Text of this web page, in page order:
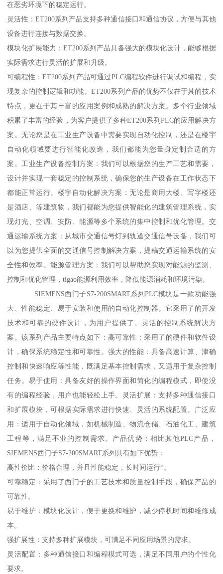
在恶劣环境下的稳定运行。
灵活性：ET200系列产品支持多种通信接口和通信协议，方便与其他
设备进行连接与数据交换。
模块化扩展能力：ET200系列产品具备强大的模块化设计，能够根据
实际需求进行灵活的扩展和升级。
可编程性：ET200系列产品可通过PLC编程软件进行调试和编程，实
现复杂的控制逻辑和功能。ET200系列产品的优势不仅在于其的技术
特点，更在于其丰富的应用案例和成熟的解决方案。多个行业领域
积累了丰富的经验，为客户提供了多种ET200系列PLC的应用解决方
案。无论您是在工业生产设备中需要实现自动化控制，还是在楼宇
自动化领域要进行智能化改造，我们都能为您量身定制合适的方
案。工业生产设备控制方案：我们可以根据您的生产工艺和需要，
设计并实现一套稳定的控制系统，确保您的生产设备在工作状态下
都能正常运行。楼宇自动化解决方案：无论是商用大楼、写字楼还
是酒店、等建筑物，我们都能为您提供智能化的建筑管理系统，实
现灯光、空调、安防、能源等多个系统的集中控制和优化管理。交
通运输系统方案：从城市交通信号灯到轨道交通信号设备，我们可
以为您提供全面的交通信号控制解决方案，提稿交通运输系统的安
全性和效率。能源管理方案：我们可以帮助您实现对能源的监测、
控制和优化管理，tigao能源利用效率，降低能源消耗和环境污染。
SIEMENS西门子S7-200SMART系列PLC模块是一款功能强
大、性能稳定、易于安装和使用的自动化控制器。它采用了的开发
技术和可靠的硬件设计，为用户提供了、灵活的控制系统解决方
案。该系列产品主要特点如下：高可靠性：采用了的硬件和软件设
计，确保系统稳定性和可靠性。强大的性能：具备高速计算、津确
控制和快速响应等性能，既满足基本控制需求，又适用于复杂控制
任务。易于使用：具备友好的操作界面和简化的编程模式，即使没
有的编程经验，用户也能轻松上手。灵活扩展：支持多种通信接口
和扩展模块，可根据实际需求进行快速、灵活的系统配置。广泛应
用：适用于自动化领域，如机械制造、物流仓储、石油化工、建筑
工程等，满足不业的控制需求。产品优势：相比其他PLC产品，
SIEMENS西门子S7-200SMART系列具有如下优势：
高性价比：价格合理，并且性能稳定，长时间运行*。
可靠稳定：采用了西门子的工艺技术和质量控制手段，确保产品的
可靠性。
易于维护：模块化设计，便于更换和维护，减少停机时间和维修成
本。
强扩展性：支持多种扩展模块，可满足不同应用场景的需求。
灵活配置：多种通信接口和编程模式可选，满足不同用户的个性化
要求。